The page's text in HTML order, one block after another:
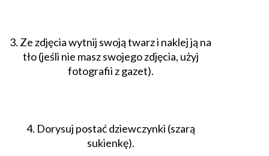
3. Ze zdjęcia wytnij swoją twarz i naklej ją na
tło (jeśli nie masz swojego zdjęcia, użyj
fotografii z gazet).
4. Dorysuj postać dziewczynki (szarą
sukienkę).